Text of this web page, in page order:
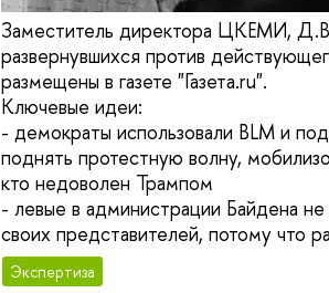
Заместитель директора ЦКЕМИ,
развернувшихся против
размещены в газете "Газета.ru".
Ключевые идеи:
- демократы использовали BLM и
поднять протестную волну,
кто недоволен Трампом
- левые в администрации Байдена
своих представителей, потому что
Экспертиза